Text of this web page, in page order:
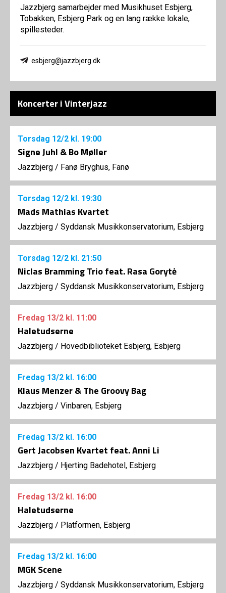
Jazzbjerg samarbejder med Musikhuset Esbjerg,
Tobakken, Esbjerg Park og en lang række lokale,
spillesteder.
esbjerg@jazzbjerg.dk
Koncerter i Vinterjazz
Torsdag 12/2 kl. 19:00
Signe Juhl & Bo Møller
Jazzbjerg / Fanø Bryghus, Fanø
Torsdag 12/2 kl. 19:30
Mads Mathias Kvartet
Jazzbjerg / Syddansk Musikkonservatorium, Esbjerg
Torsdag 12/2 kl. 21:50
Niclas Bramming Trio feat. Rasa Gorytė
Jazzbjerg / Syddansk Musikkonservatorium, Esbjerg
Fredag 13/2 kl. 11:00
Haletudserne
Jazzbjerg / Hovedbiblioteket Esbjerg, Esbjerg
Fredag 13/2 kl. 16:00
Klaus Menzer & The Groovy Bag
Jazzbjerg / Vinbaren, Esbjerg
Fredag 13/2 kl. 16:00
Gert Jacobsen Kvartet feat. Anni Li
Jazzbjerg / Hjerting Badehotel, Esbjerg
Fredag 13/2 kl. 16:00
Haletudserne
Jazzbjerg / Platformen, Esbjerg
Fredag 13/2 kl. 16:00
MGK Scene
Jazzbjerg / Syddansk Musikkonservatorium, Esbjerg